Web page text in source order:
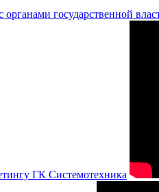
органами государственной
ГК Системотехника